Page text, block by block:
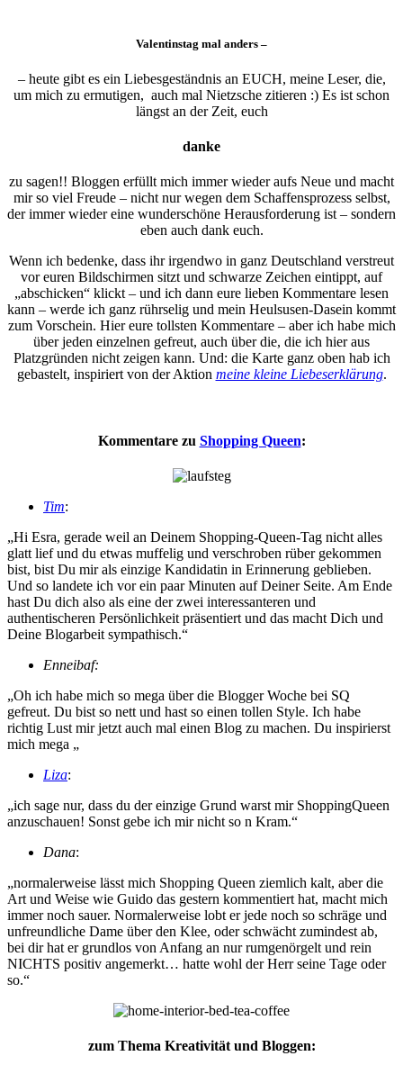
Valentinstag mal anders –
– heute gibt es ein Liebesgeständnis an EUCH, meine Leser, die,
um mich zu ermutigen, auch mal Nietzsche zitieren :) Es ist schon
längst an der Zeit, euch
danke
zu sagen!! Bloggen erfüllt mich immer wieder aufs Neue und macht
mir so viel Freude – nicht nur wegen dem Schaffensprozess selbst,
der immer wieder eine wunderschöne Herausforderung ist – sondern
eben auch dank euch.
Wenn ich bedenke, dass ihr irgendwo in ganz Deutschland verstreut
vor euren Bildschirmen sitzt und schwarze Zeichen eintippt, auf
„abschicken“ klickt – und ich dann eure lieben Kommentare lesen
kann – werde ich ganz rührselig und mein Heulsusen-Dasein kommt
zum Vorschein. Hier eure tollsten Kommentare – aber ich habe mich
über jeden einzelnen gefreut, auch über die, die ich hier aus
Platzgründen nicht zeigen kann. Und: die Karte ganz oben hab ich
gebastelt, inspiriert von der Aktion meine kleine Liebeserklärung.
Kommentare zu Shopping Queen:
Tim:
„Hi Esra, gerade weil an Deinem Shopping-Queen-Tag nicht alles
glatt lief und du etwas muffelig und verschroben rüber gekommen
bist, bist Du mir als einzige Kandidatin in Erinnerung geblieben.
Und so landete ich vor ein paar Minuten auf Deiner Seite. Am Ende
hast Du dich also als eine der zwei interessanteren und
authentischeren Persönlichkeit präsentiert und das macht Dich und
Deine Blogarbeit sympathisch.“
Enneibaf:
„Oh ich habe mich so mega über die Blogger Woche bei SQ
gefreut. Du bist so nett und hast so einen tollen Style. Ich habe
richtig Lust mir jetzt auch mal einen Blog zu machen. Du inspirierst
mich mega „
Liza:
„ich sage nur, dass du der einzige Grund warst mir ShoppingQueen
anzuschauen! Sonst gebe ich mir nicht so n Kram.“
Dana:
„normalerweise lässt mich Shopping Queen ziemlich kalt, aber die
Art und Weise wie Guido das gestern kommentiert hat, macht mich
immer noch sauer. Normalerweise lobt er jede noch so schräge und
unfreundliche Dame über den Klee, oder schwächt zumindest ab,
bei dir hat er grundlos von Anfang an nur rumgenörgelt und rein
NICHTS positiv angemerkt… hatte wohl der Herr seine Tage oder
so.“
zum Thema Kreativität und Bloggen: